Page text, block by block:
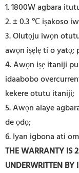
1. 1800W agbara
2. ± 0.3 ℃ iṣakoso
3. Olutọju iwọn
awọn iṣẹlẹ ti o yatọ;
4. Awọn iṣẹ itaniji
idaabobo
kekere otutu itaniji;
5. Awọn alaye
de ọdọ;
6. Iyan igbona ati
THE WARRANTY IS
UNDERWRITTEN